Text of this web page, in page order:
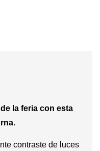
la feria con esta
contraste de luces